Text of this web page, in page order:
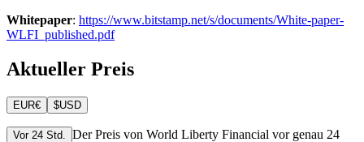
Whitepaper: https://www.bitstamp.net/s/documents/White-paper-
WLFI_published.pdf
Aktueller Preis
EUR€ $USD
Vor 24 Std.
Der Preis von World Liberty Financial vor genau 24